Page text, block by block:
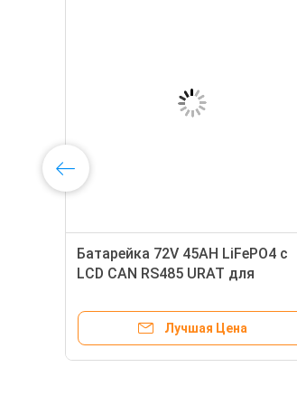
Метал расквартировывать блок
батарей 60В 30АХ Лифепо4 для
глубокого
Лучшая Цена